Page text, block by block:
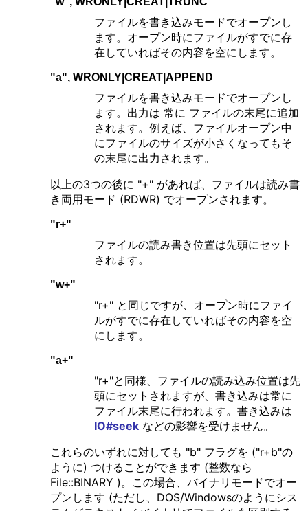
ファイルを書き込みモードでオープンし
ます。オープン時にファイルがすでに存
在していればその内容を空にします。
"a", WRONLY|CREAT|APPEND
ファイルを書き込みモードでオープンし
ます。出力は 常に ファイルの末尾に追加
されます。例えば、ファイルオープン中
にファイルのサイズが小さくなってもそ
の末尾に出力されます。
以上の3つの後に "+" があれば、ファイルは読み書
き両用モード (RDWR) でオープンされます。
"r+"
ファイルの読み書き位置は先頭にセット
されます。
"w+"
"r+" と同じですが、オープン時にファイ
ルがすでに存在していればその内容を空
にします。
"a+"
"r+"と同様、ファイルの読み込み位置は先
頭にセットされますが、書き込みは常に
ファイル末尾に行われます。書き込みは
IO#seekなどの影響を受けません。
これらのいずれに対しても "b" フラグを ("r+b"の
ように) つけることができます (整数なら
File::BINARY )。この場合、バイナリモードでオー
プンします (ただし、DOS/Windowsのようにシス